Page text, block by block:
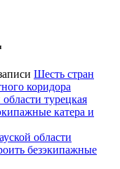
Шесть стран
коридора
турецкая
катера и
области
безэкипажные